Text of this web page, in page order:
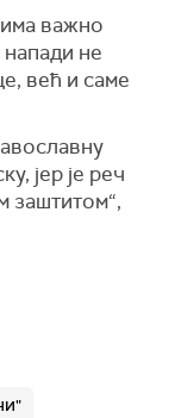
важно
не
већ и саме
јер је реч
заштитом“,